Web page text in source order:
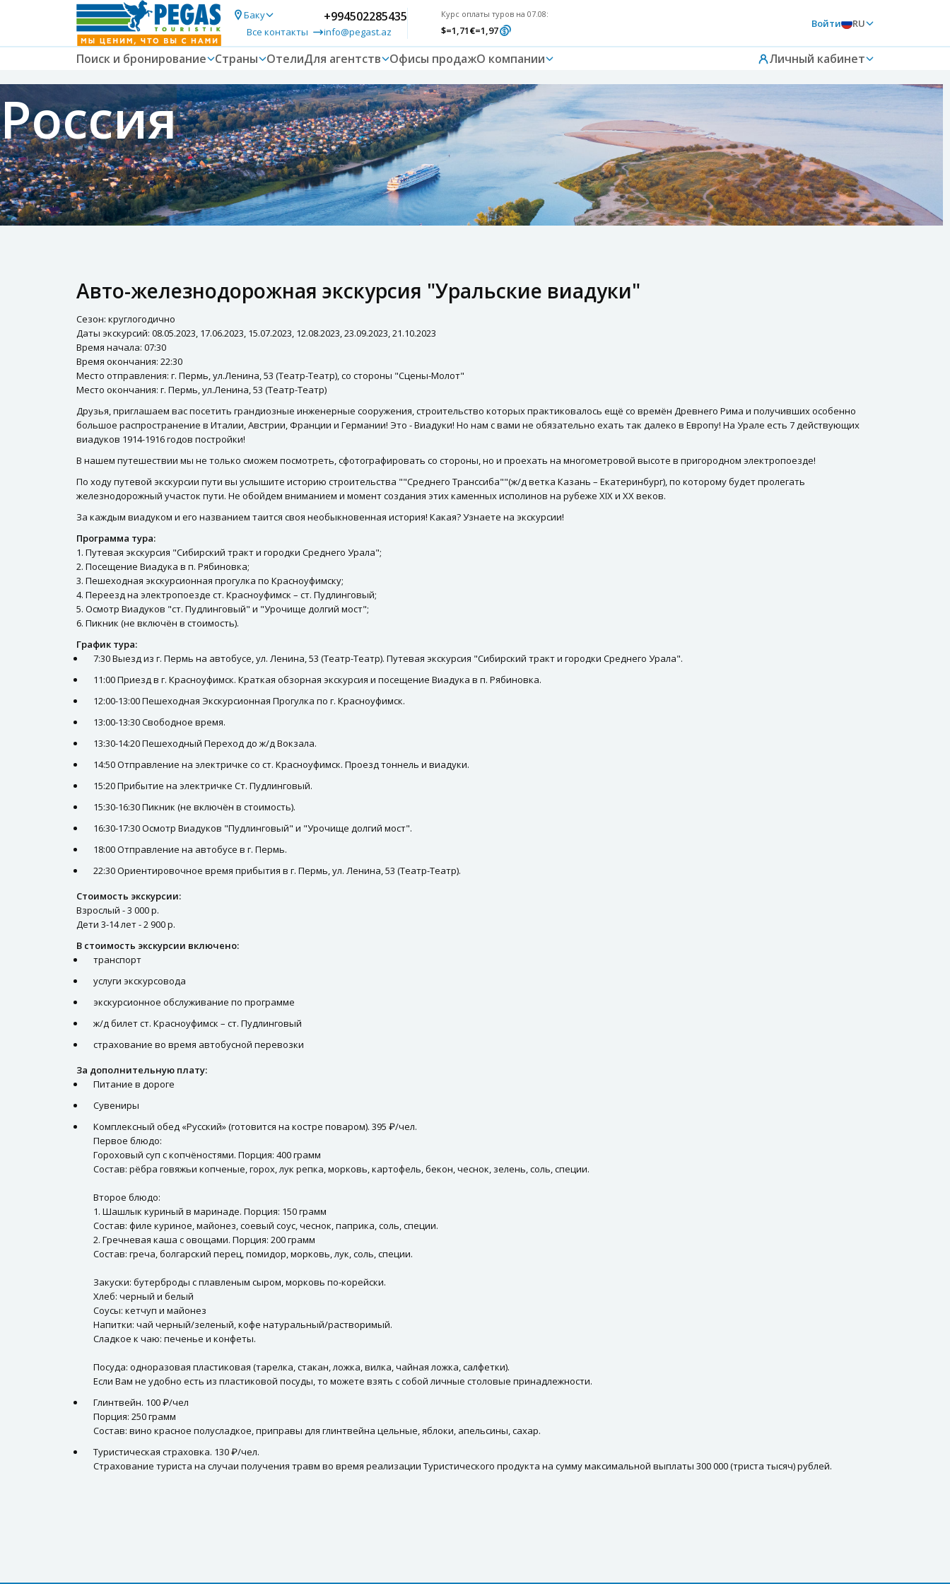
Баку
Все контакты
+994502285435
info@pegast.az
Курс оплаты туров на 07.08:
$=1,71€=1,97
Войти RU
Поиск и бронирование Страны ОтелиДля агентств Офисы продажО компании Личный кабинет
Россия
Авто-железнодорожная экскурсия "Уральские виадуки"
Сезон: круглогодично
Даты экскурсий: 08.05.2023, 17.06.2023, 15.07.2023, 12.08.2023, 23.09.2023, 21.10.2023
Время начала: 07:30
Время окончания: 22:30
Место отправления: г. Пермь, ул.Ленина, 53 (Театр-Театр), со стороны "Сцены-Молот"
Место окончания: г. Пермь, ул.Ленина, 53 (Театр-Театр)
Друзья, приглашаем вас посетить грандиозные инженерные сооружения, строительство которых практиковалось ещё со времён Древнего Рима и получивших особенно
большое распространение в Италии, Австрии, Франции и Германии! Это - Виадуки! Но нам с вами не обязательно ехать так далеко в Европу! На Урале есть 7 действующих
виадуков 1914-1916 годов постройки!
В нашем путешествии мы не только сможем посмотреть, сфотографировать со стороны, но и проехать на многометровой высоте в пригородном электропоезде!
По ходу путевой экскурсии пути вы услышите историю строительства ""Среднего Транссиба""(ж/д ветка Казань – Екатеринбург), по которому будет пролегать
железнодорожный участок пути. Не обойдем вниманием и момент создания этих каменных исполинов на рубеже XIX и XX веков.
За каждым виадуком и его названием таится своя необыкновенная история! Какая? Узнаете на экскурсии!
Программа тура:
1. Путевая экскурсия "Сибирский тракт и городки Среднего Урала";
2. Посещение Виадука в п. Рябиновка;
3. Пешеходная экскурсионная прогулка по Красноуфимску;
4. Переезд на электропоезде ст. Красноуфимск – ст. Пудлинговый;
5. Осмотр Виадуков "ст. Пудлинговый" и "Урочище долгий мост";
6. Пикник (не включён в стоимость).
График тура:
7:30 Выезд из г. Пермь на автобусе, ул. Ленина, 53 (Театр-Театр). Путевая экскурсия "Сибирский тракт и городки Среднего Урала".
11:00 Приезд в г. Красноуфимск. Краткая обзорная экскурсия и посещение Виадука в п. Рябиновка.
12:00-13:00 Пешеходная Экскурсионная Прогулка по г. Красноуфимск.
13:00-13:30 Свободное время.
13:30-14:20 Пешеходный Переход до ж/д Вокзала.
14:50 Отправление на электричке со ст. Красноуфимск. Проезд тоннель и виадуки.
15:20 Прибытие на электричке Ст. Пудлинговый.
15:30-16:30 Пикник (не включён в стоимость).
16:30-17:30 Осмотр Виадуков "Пудлинговый" и "Урочище долгий мост".
18:00 Отправление на автобусе в г. Пермь.
22:30 Ориентировочное время прибытия в г. Пермь, ул. Ленина, 53 (Театр-Театр).
Стоимость экскурсии:
Взрослый - 3 000 р.
Дети 3-14 лет - 2 900 р.
В стоимость экскурсии включено:
транспорт
услуги экскурсовода
экскурсионное обслуживание по программе
ж/д билет ст. Красноуфимск – ст. Пудлинговый
страхование во время автобусной перевозки
За дополнительную плату:
Питание в дороге
Сувениры
Комплексный обед «Русский» (готовится на костре поваром). 395 ₽/чел.
Первое блюдо:
Гороховый суп с копчёностями. Порция: 400 грамм
Состав: рёбра говяжьи копченые, горох, лук репка, морковь, картофель, бекон, чеснок, зелень, соль, специи.
Второе блюдо:
1. Шашлык куриный в маринаде. Порция: 150 грамм
Состав: филе куриное, майонез, соевый соус, чеснок, паприка, соль, специи.
2. Гречневая каша с овощами. Порция: 200 грамм
Состав: греча, болгарский перец, помидор, морковь, лук, соль, специи.
Закуски: бутерброды с плавленым сыром, морковь по-корейски.
Хлеб: черный и белый
Соусы: кетчуп и майонез
Напитки: чай черный/зеленый, кофе натуральный/растворимый.
Сладкое к чаю: печенье и конфеты.
Посуда: одноразовая пластиковая (тарелка, стакан, ложка, вилка, чайная ложка, салфетки).
Если Вам не удобно есть из пластиковой посуды, то можете взять с собой личные столовые принадлежности.
Глинтвейн. 100 ₽/чел
Порция: 250 грамм
Состав: вино красное полусладкое, приправы для глинтвейна цельные, яблоки, апельсины, сахар.
Туристическая страховка. 130 ₽/чел.
Страхование туриста на случаи получения травм во время реализации Туристического продукта на сумму максимальной выплаты 300 000 (триста тысяч) рублей.